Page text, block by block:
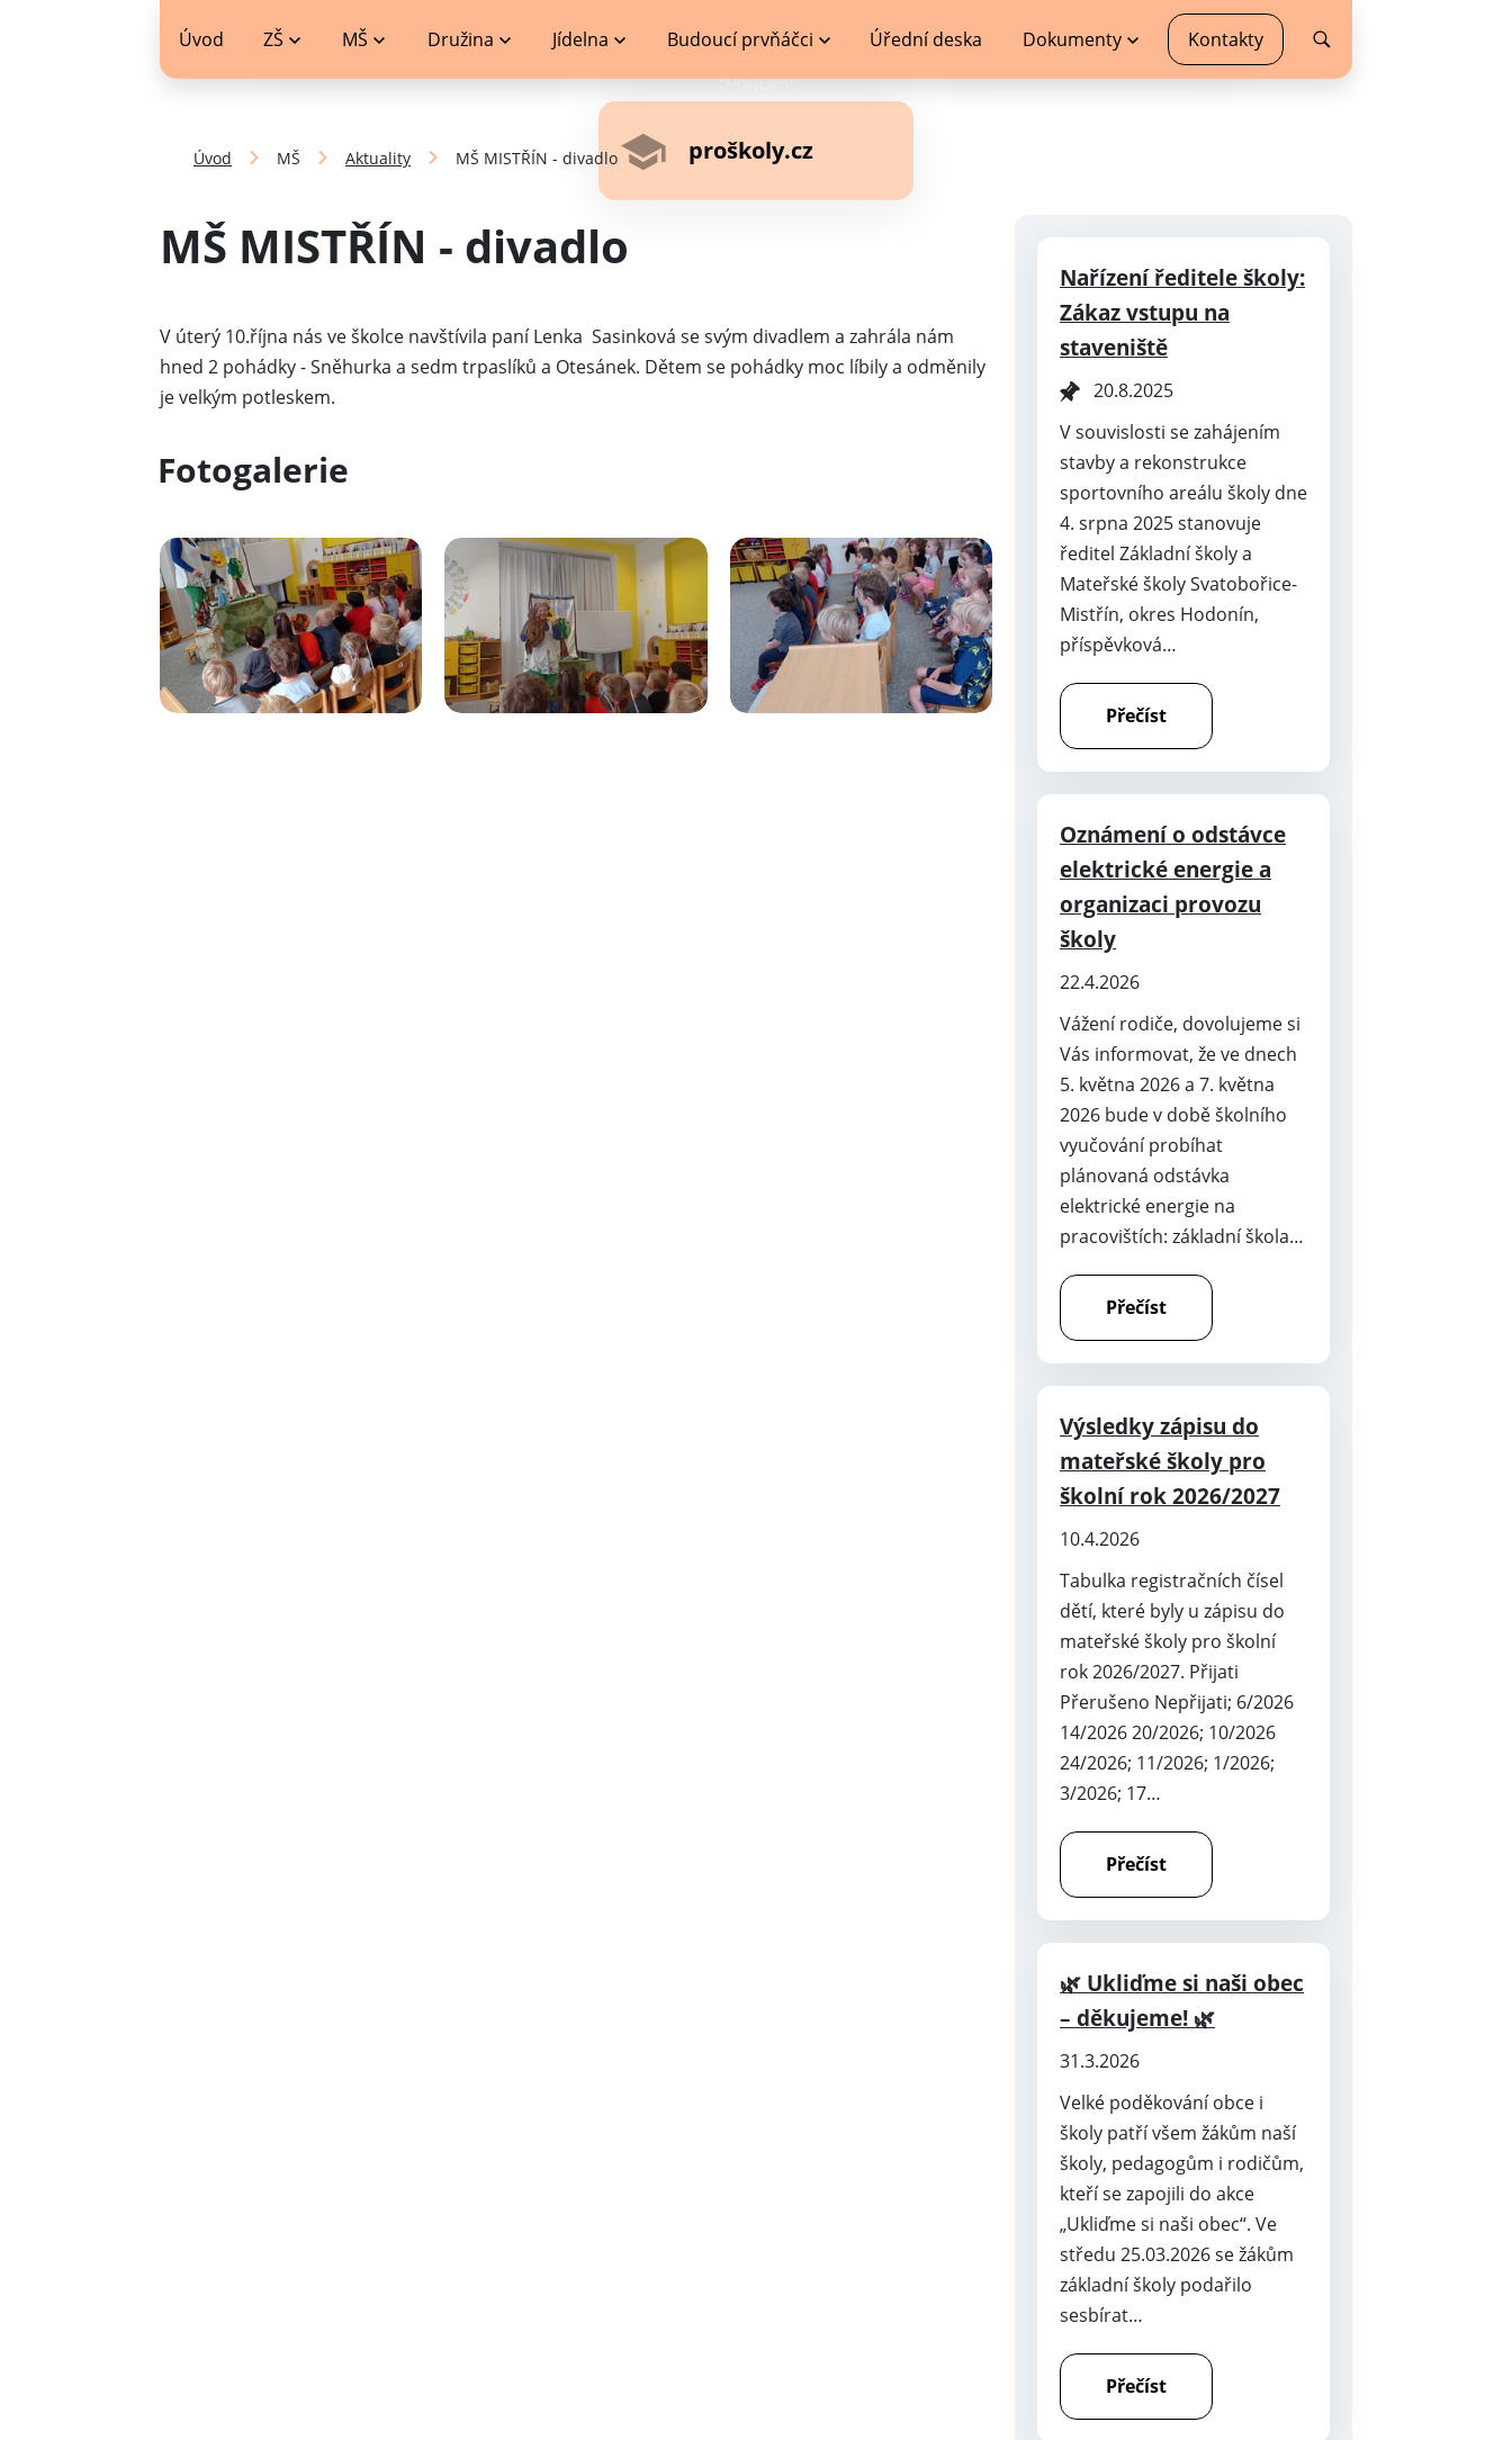
Úvod ZŠ MŠ Družina Jídelna Budoucí prvňáčci Úřední deska Dokumenty Kontakty
proškoly.cz
Úvod MŠ Aktuality MŠ MISTŘÍN - divadlo
MŠ MISTŘÍN - divadlo
V úterý 10.října nás ve školce navštívila paní Lenka Sasinková se svým divadlem a zahrála nám
hned 2 pohádky - Sněhurka a sedm trpaslíků a Otesánek. Dětem se pohádky moc líbily a odměnily
je velkým potleskem.
Fotogalerie
Nařízení ředitele školy:
Zákaz vstupu na
staveniště
20.8.2025
V souvislosti se zahájením
stavby a rekonstrukce
sportovního areálu školy dne
4. srpna 2025 stanovuje
ředitel Základní školy a
Mateřské školy Svatobořice-
Mistřín, okres Hodonín,
příspěvková…
Přečíst
Oznámení o odstávce
elektrické energie a
organizaci provozu
školy
22.4.2026
Vážení rodiče, dovolujeme si
Vás informovat, že ve dnech
5. května 2026 a 7. května
2026 bude v době školního
vyučování probíhat
plánovaná odstávka
elektrické energie na
pracovištích: základní škola…
Přečíst
Výsledky zápisu do
mateřské školy pro
školní rok 2026/2027
10.4.2026
Tabulka registračních čísel
dětí, které byly u zápisu do
mateřské školy pro školní
rok 2026/2027. Přijati
Přerušeno Nepřijati; 6/2026
14/2026 20/2026; 10/2026
24/2026; 11/2026; 1/2026;
3/2026; 17…
Přečíst
🌿 Ukliďme si naši obec
– děkujeme! 🌿
31.3.2026
Velké poděkování obce i
školy patří všem žákům naší
školy, pedagogům i rodičům,
kteří se zapojili do akce
„Ukliďme si naši obec“. Ve
středu 25.03.2026 se žákům
základní školy podařilo
sesbírat…
Přečíst